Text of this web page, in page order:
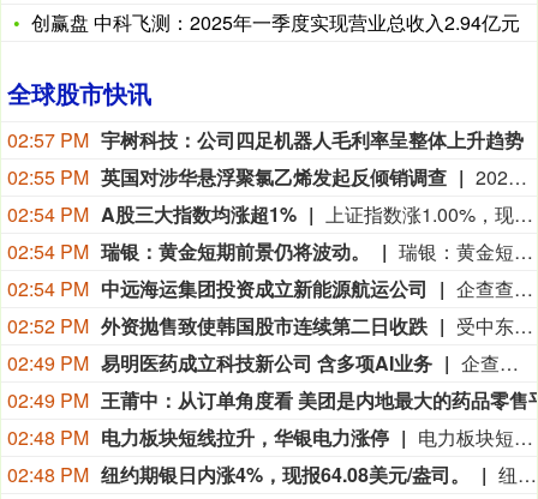
创赢盘 中科飞测：2025年一季度实现营业总收入2.94亿元
全球股市快讯
02:57 PM 宇树科技：公司四足机器人毛利率呈整体上升趋势
02:55 PM 英国对涉华悬浮聚氯乙烯发起反倾销调查
2026年8月4日，英国贸易救济署发布公告，应英国企业INOVYN Chlor Vinyls Limited提交的申请，对原产于中国、墨西哥和韩国的悬浮聚氯乙烯（Suspension Polyvinyl Chloride (S-PVC)）发起反倾销调查。涉案产品的英国海关编码为3904 1000 15和3904 1000 80。本案倾销调查期为2025年7月1日至2026年6月30日，损害调查期为2022年7月1日至2026年6月30日。 案件利害相关方可登录英国贸易救济署网站注册（https://www.trade-remedies.service.gov.uk），以获得案件相关信息并参与相关调查程序，注册需在2026年8月21日前完成。（英国贸易救济服务官网）
02:54 PM A股三大指数均涨超1%
上证指数涨1.00%，现报3939.466点；深证成指涨1.39%，现报14306.540点；创业板指涨1.37%，现报3563.810点。
02:54 PM 瑞银：黄金短期前景仍将波动。
瑞银：黄金短期前景仍将波动。
02:54 PM 中远海运集团投资成立新能源航运公司
企查查APP显示，近日，深圳中远海运新能源航运有限公司成立，经营范围包含新兴能源技术研发；合同能源管理；电池销售；蓄电池租赁；电池零配件生产等。企查查股权穿透显示，该公司由中国远洋海运集团有限公司间接全资持股。
02:52 PM 外资抛售致使韩国股市连续第二日收跌
受中东局势再度紧张打压市场情绪、外资持续抛售股票影响，韩国股市周五连续第二个交易日收低。韩元兑美元汇率走高。韩国综合股价指数（KOSPI）开盘上涨 1.09%，随后震荡下行，最低下探至 6158.73 点，收盘下跌 37.61 点，跌幅 0.6%，报 6258.77 点。前一交易日，受科技股大跌拖累，该指数暴跌 4.58%。据报道，伊朗威胁禁止美国及以色列船只通行这一战略航道，并要求其认定的敌对国家支付补偿方可通行。外资净卖出 8580.7 亿韩元（折合 6.05 亿美元）股票；机构投资者、个人投资者则分别净买入 5789.9 亿韩元、2669.8 亿韩元。分析师表示，该战略航道的相关不确定性或将推高油价，本就受 AI 板块交易扰动的市场，波动将进一步加剧。
02:49 PM 易明医药成立科技新公司 含多项AI业务
企查查APP显示，近日，深圳格思普科技有限公司成立，经营范围包含人工智能基础软件开发；人工智能基础资源与技术平台；人工智能理论与算法软件开发；人工智能应用软件开发等。企查查股权穿透显示，该公司由易明医药(002826)间接全资持股。
02:49 PM
02:48 PM 电力板块短线拉升，华银电力涨停
电力板块短线拉升，华银电力涨停，华电辽能、晋控电力、大唐发电、京能电力、豫能控股等纷纷走高。
02:48 PM 纽约期银日内涨4%，现报64.08美元/盎司。 纽约期银日内涨4%，现报64.08美元/盎司。